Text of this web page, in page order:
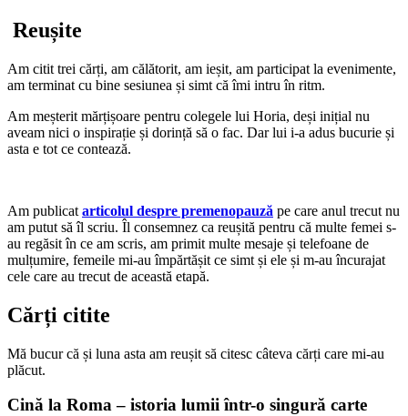
Reușite
Am citit trei cărți, am călătorit, am ieșit, am participat la evenimente,
am terminat cu bine sesiunea și simt că îmi intru în ritm.
Am meșterit mărțișoare pentru colegele lui Horia, deși inițial nu
aveam nici o inspirație și dorință să o fac. Dar lui i-a adus bucurie și
asta e tot ce contează.
Am publicat articolul despre premenopauză pe care anul trecut nu
am putut să îl scriu. Îl consemnez ca reușită pentru că multe femei s-
au regăsit în ce am scris, am primit multe mesaje și telefoane de
mulțumire, femeile mi-au împărtășit ce simt și ele și m-au încurajat
cele care au trecut de această etapă.
Cărți citite
Mă bucur că și luna asta am reușit să citesc câteva cărți care mi-au
plăcut.
Cină la Roma – istoria lumii într-o singură carte